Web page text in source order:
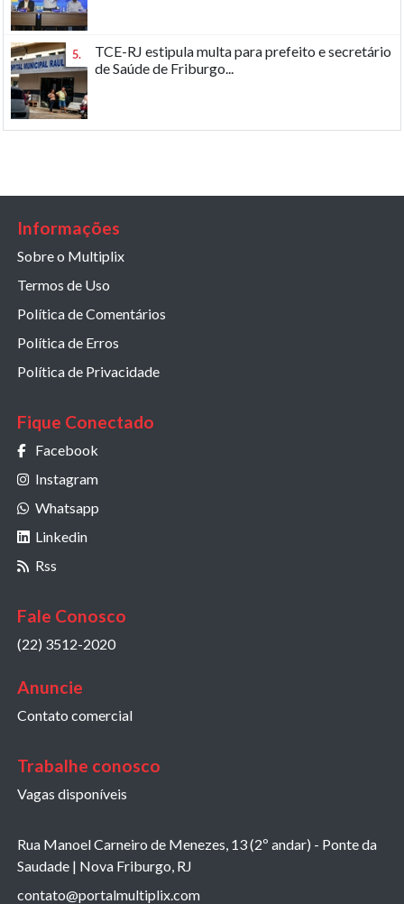
5.
TCE-RJ estipula multa para prefeito e secretário
de Saúde de Friburgo...
Informações
Sobre o Multiplix
Termos de Uso
Política de Comentários
Política de Erros
Política de Privacidade
Fique Conectado
Facebook
Instagram
Whatsapp
Linkedin
Rss
Fale Conosco
(22) 3512-2020
Anuncie
Contato comercial
Trabalhe conosco
Vagas disponíveis
Rua Manoel Carneiro de Menezes, 13 (2º andar) - Ponte da
Saudade | Nova Friburgo, RJ
contato@portalmultiplix.com